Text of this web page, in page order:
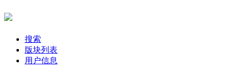
搜索
版块列表
用户信息